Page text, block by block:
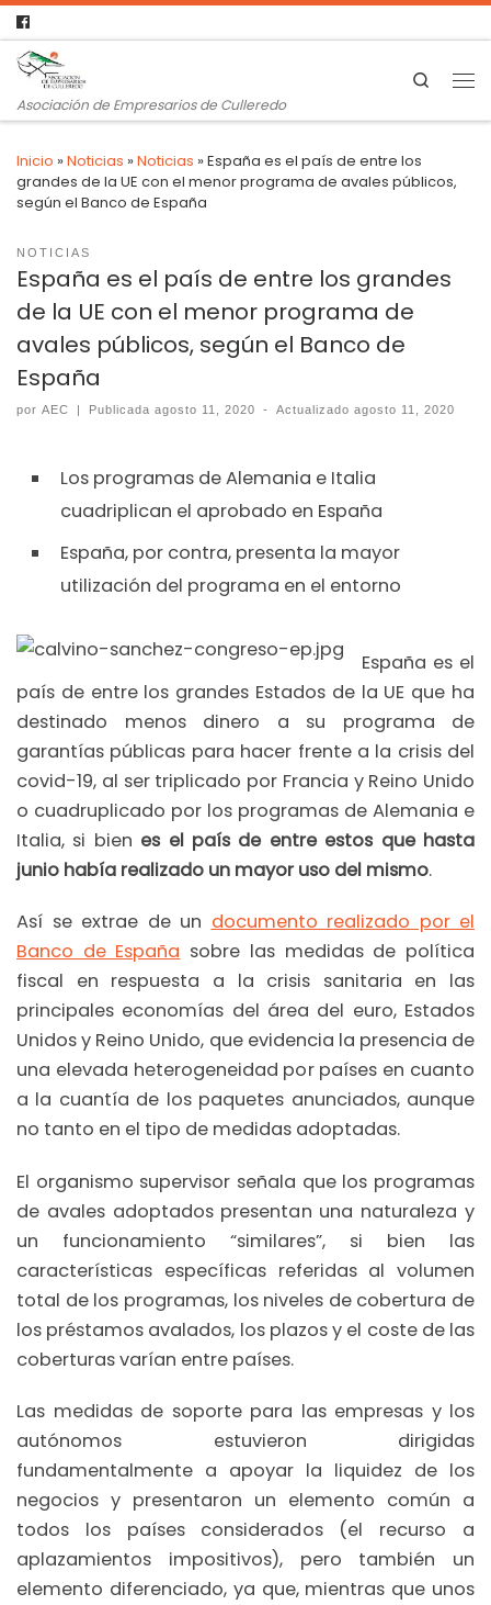
Asociación de Empresarios de Culleredo
Search
Inicio »Noticias »Noticias »España es el país de entre los
grandes de la UE con el menor programa de avales públicos,
según el Banco de España
NOTICIAS
España es el país de entre los grandes
de la UE con el menor programa de
avales públicos, según el Banco de
España
por AEC | Publicadaagosto 11, 2020 - Actualizadoagosto 11, 2020
Los programas de Alemania e Italia
cuadriplican el aprobado en España
España, por contra, presenta la mayor
utilización del programa en el entorno
España es el
país de entre los grandes Estados de la UE que ha
destinado menos dinero a su programa de
garantías públicas para hacer frente a la crisis del
covid-19, al ser triplicado por Francia y Reino Unido
o cuadruplicado por los programas de Alemania e
Italia, si bien es el país de entre estos que hasta
junio había realizado un mayor uso del mismo.
Así se extrae de un documento realizado por el
Banco de España sobre las medidas de política
fiscal en respuesta a la crisis sanitaria en las
principales economías del área del euro, Estados
Unidos y Reino Unido, que evidencia la presencia de
una elevada heterogeneidad por países en cuanto
a la cuantía de los paquetes anunciados, aunque
no tanto en el tipo de medidas adoptadas.
El organismo supervisor señala que los programas
de avales adoptados presentan una naturaleza y
un funcionamiento “similares”, si bien las
características específicas referidas al volumen
total de los programas, los niveles de cobertura de
los préstamos avalados, los plazos y el coste de las
coberturas varían entre países.
Las medidas de soporte para las empresas y los
autónomos estuvieron dirigidas
fundamentalmente a apoyar la liquidez de los
negocios y presentaron un elemento común a
todos los países considerados (el recurso a
aplazamientos impositivos), pero también un
elemento diferenciado, ya que, mientras que unos